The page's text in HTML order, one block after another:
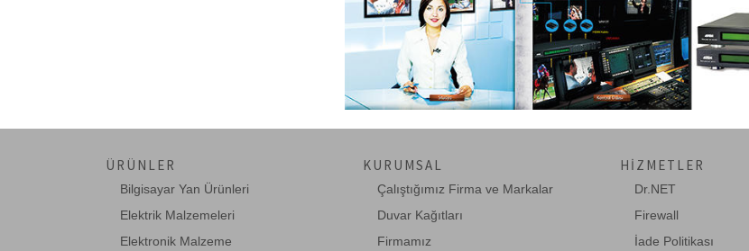
ÜRÜNLER
Bilgisayar Yan Ürünleri
Elektrik Malzemeleri
Elektronik Malzeme
KURUMSAL
Çalıştığımız Firma ve Markalar
Duvar Kağıtları
Firmamız
HIZMETLER
Dr.NET
Firewall
İade Politikası